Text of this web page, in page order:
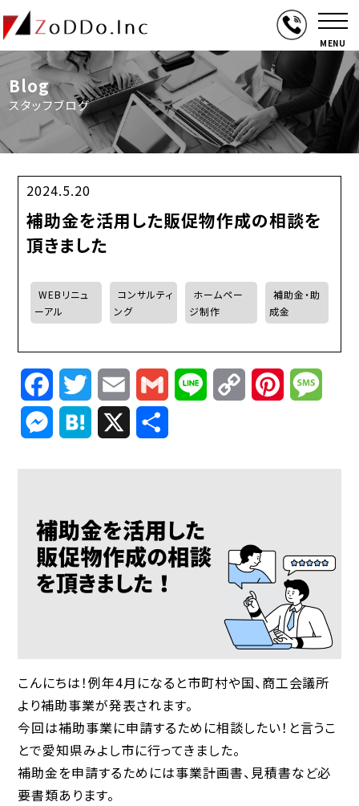
MENU
Blog
スタッフブログ
2024.5.20
補助金を活用した販促物作成の相談を
頂きました
WEBリニュ
ーアル
コンサルティ
ング
ホームペー
ジ制作
補助金・助
成金
FacebookTwitterEmail Gmail Line
Copy
Link
Pinterest
Messenger
Hatena
こんにちは！例年4月になると市町村や国、商工会議所
より補助事業が発表されます。
今回は補助事業に申請するために相談したい！と言うこ
とで愛知県みよし市に行ってきました。
補助金を申請するためには事業計画書、見積書など必
要書類あります。